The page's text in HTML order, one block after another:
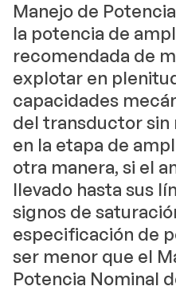
Manejo de
la potencia de
recomendada de
explotar en
capacidades
del transductor
en la etapa de
otra manera, si el
llevado hasta sus
signos de
especificación de
ser menor que el
Potencia Nominal